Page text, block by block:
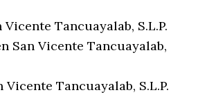
Tancuayalab, S.L.P.
San Vicente Tancuayalab,
Vicente Tancuayalab, S.L.P.